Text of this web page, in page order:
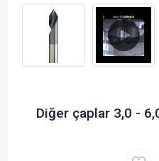
Diğer çaplar 3,0 -